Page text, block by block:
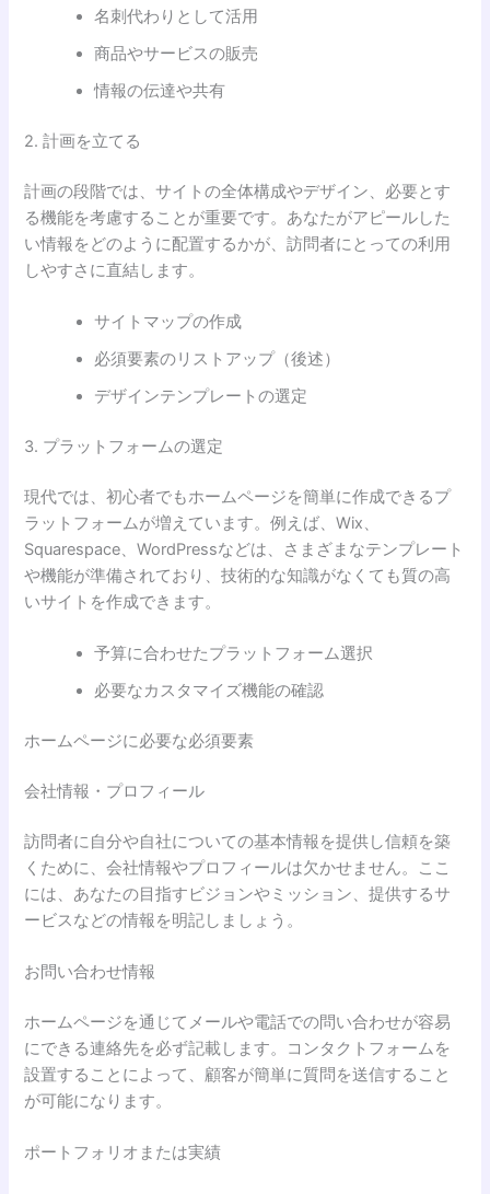
名刺代わりとして活用
商品やサービスの販売
情報の伝達や共有
2. 計画を立てる
計画の段階では、サイトの全体構成やデザイン、必要とす
る機能を考慮することが重要です。あなたがアピールした
い情報をどのように配置するかが、訪問者にとっての利用
しやすさに直結します。
サイトマップの作成
必須要素のリストアップ（後述）
デザインテンプレートの選定
3. プラットフォームの選定
現代では、初心者でもホームページを簡単に作成できるプ
ラットフォームが増えています。例えば、Wix、
Squarespace、WordPressなどは、さまざまなテンプレート
や機能が準備されており、技術的な知識がなくても質の高
いサイトを作成できます。
予算に合わせたプラットフォーム選択
必要なカスタマイズ機能の確認
ホームページに必要な必須要素
会社情報・プロフィール
訪問者に自分や自社についての基本情報を提供し信頼を築
くために、会社情報やプロフィールは欠かせません。ここ
には、あなたの目指すビジョンやミッション、提供するサ
ービスなどの情報を明記しましょう。
お問い合わせ情報
ホームページを通じてメールや電話での問い合わせが容易
にできる連絡先を必ず記載します。コンタクトフォームを
設置することによって、顧客が簡単に質問を送信すること
が可能になります。
ポートフォリオまたは実績